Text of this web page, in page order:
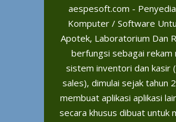
aespesoft.com -
Komputer / Software
Apotek, Laboratorium Dan
berfungsi sebagai rekam
sistem inventori dan kasir
sales), dimulai sejak tahun
membuat aplikasi aplikasi
secara khusus dibuat untuk